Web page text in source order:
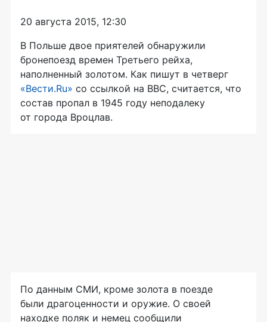
20 августа 2015, 12:30
В Польше двое приятелей обнаружили
бронепоезд времен Третьего рейха,
наполненный золотом. Как пишут в четверг
«Вести.Ru» со ссылкой на ВВС, считается, что
состав пропал в 1945 году неподалеку
от города Вроцлав.
По данным СМИ, кроме золота в поезде
были драгоценности и оружие. О своей
находке поляк и немец сообщили